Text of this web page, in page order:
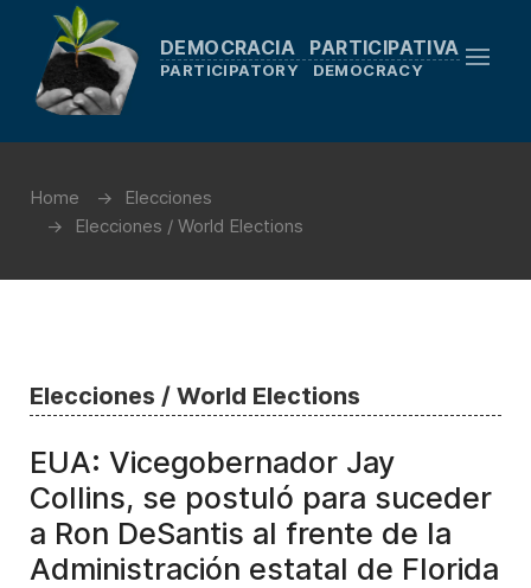
DEMOCRACIA PARTICIPATIVA
PARTICIPATORY DEMOCRACY
Home
Elecciones
Elecciones / World Elections
Elecciones / World Elections
EUA: Vicegobernador Jay
Collins, se postuló para suceder
a Ron DeSantis al frente de la
Administración estatal de Florida